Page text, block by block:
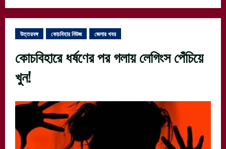
উত্তরবঙ্গ কোচবিহার নিউজ জেলার খবর
কোচবিহারে ধর্ষণের পর গলায় লেগিংস পেঁচিয়ে
খুন!